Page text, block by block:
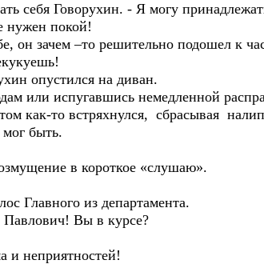
себя Говорухин. - Я могу
нужен покой!
он зачем –то решительно подошел к
опустился на диван.
или испугавшись немедленной
как-то встряхнулся, сбрасывая
быть.
в короткое «слушаю».
Главного из департамента.
Вы в курсе?
и неприятностей!